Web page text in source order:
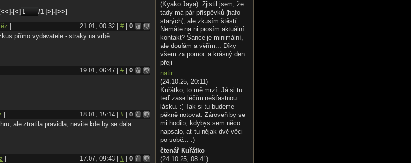
[<<]-[<]
/1 [>]-[>>]
21.01, 00:32 | #| 0
přímo vydavatele - straky na vrbě...
19.01, 06:47 | #| 0
18.01, 15:14 | #| 0
ale ztratila pravidla, nevite kde by se dala
17.07, 09:43 | #| 0
(Kyako Jaya). Zjistil jsem, že
tady má pár příspěvků (hafo
starých), ale zkusím štěstí...
Nemáte na ni prosím aktuální
kontakt? Šance je minimální,
ale doufám a věřím... Díky
všem za pomoc a krásný den
přeji
natir
(24.10.25, 20:11)
Kuřátko, to mě mrzí. Já si tu
teď zase léčím nešťastnou
lásku. :) Tak si tu budeme
pěkně notovat. Zároveň by se
mi hodilo, kdybys sem něco
napsalo, ať tu nějak dvě věci
po sobě... :)
čtenář Kuřátko
(24.10.25, 08:41)